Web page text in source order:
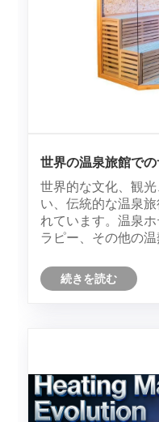
世界の温泉旅館で
観光客の新たな必需
世界的な文化、観
い、伝統的な温泉
れています。温泉
ラピー、その他の
て中心的な考慮事項
消費にとって新たな
～3時間増加し、再
り、北米市場では
続きを読む